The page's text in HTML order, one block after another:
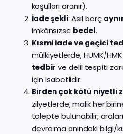
koşulları aranır).
İade şekli: Asıl borç
imkânsızsa bedel.
Kısmi iade ve geçici
mülkiyetlerde, HUMK/
tedbir ve delil tespiti
için isabetlidir.
Birden çok kötü niyetli
zilyetlerde, malik her
talepte bulunabilir;
devralma anındaki bilgi/